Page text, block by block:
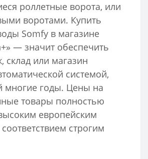
роллетные ворота, или
воротами. Купить
Somfy в магазине
— значит обеспечить
склад или магазин
системой,
многие годы. Цены на
товары полностью
европейским
строгим